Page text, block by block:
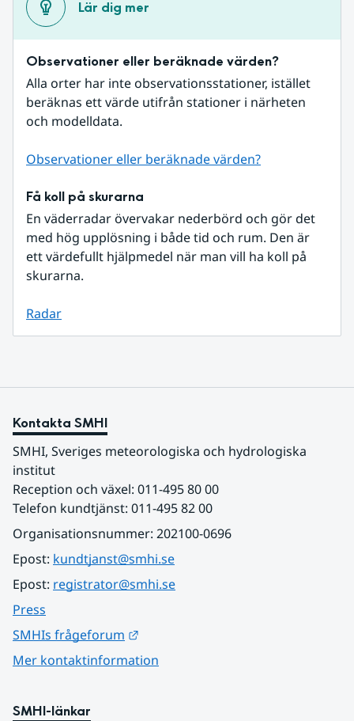
Lär dig mer
Observationer eller beräknade värden?
Alla orter har inte observationsstationer, istället
beräknas ett värde utifrån stationer i närheten
och modelldata.
Observationer eller beräknade värden?
Få koll på skurarna
En väderradar övervakar nederbörd och gör det
med hög upplösning i både tid och rum. Den är
ett värdefullt hjälpmedel när man vill ha koll på
skurarna.
Radar
Kontakta SMHI
SMHI, Sveriges meteorologiska och hydrologiska
institut
Reception och växel: 011-495 80 00
Telefon kundtjänst: 011-495 82 00
Organisationsnummer: 202100-0696
Epost: kundtjanst@smhi.se
Epost: registrator@smhi.se
Press
SMHIs frågeforum
Mer kontaktinformation
SMHI-länkar